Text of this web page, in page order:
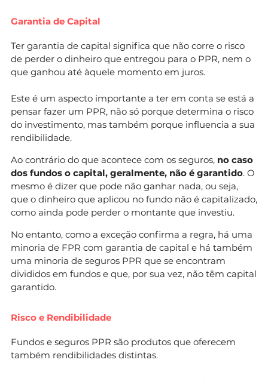
Garantia de Capital
Ter garantia de capital significa que não corre o risco
de perder o dinheiro que entregou para o PPR, nem o
que ganhou até àquele momento em juros.
Este é um aspecto importante a ter em conta se está a
pensar fazer um PPR, não só porque determina o risco
do investimento, mas também porque influencia a sua
rendibilidade.
Ao contrário do que acontece com os seguros, no caso
dos fundos o capital, geralmente, não é garantido. O
mesmo é dizer que pode não ganhar nada, ou seja,
que o dinheiro que aplicou no fundo não é capitalizado,
como ainda pode perder o montante que investiu.
No entanto, como a exceção confirma a regra, há uma
minoria de FPR com garantia de capital e há também
uma minoria de seguros PPR que se encontram
divididos em fundos e que, por sua vez, não têm capital
garantido.
Risco e Rendibilidade
Fundos e seguros PPR são produtos que oferecem
também rendibilidades distintas.